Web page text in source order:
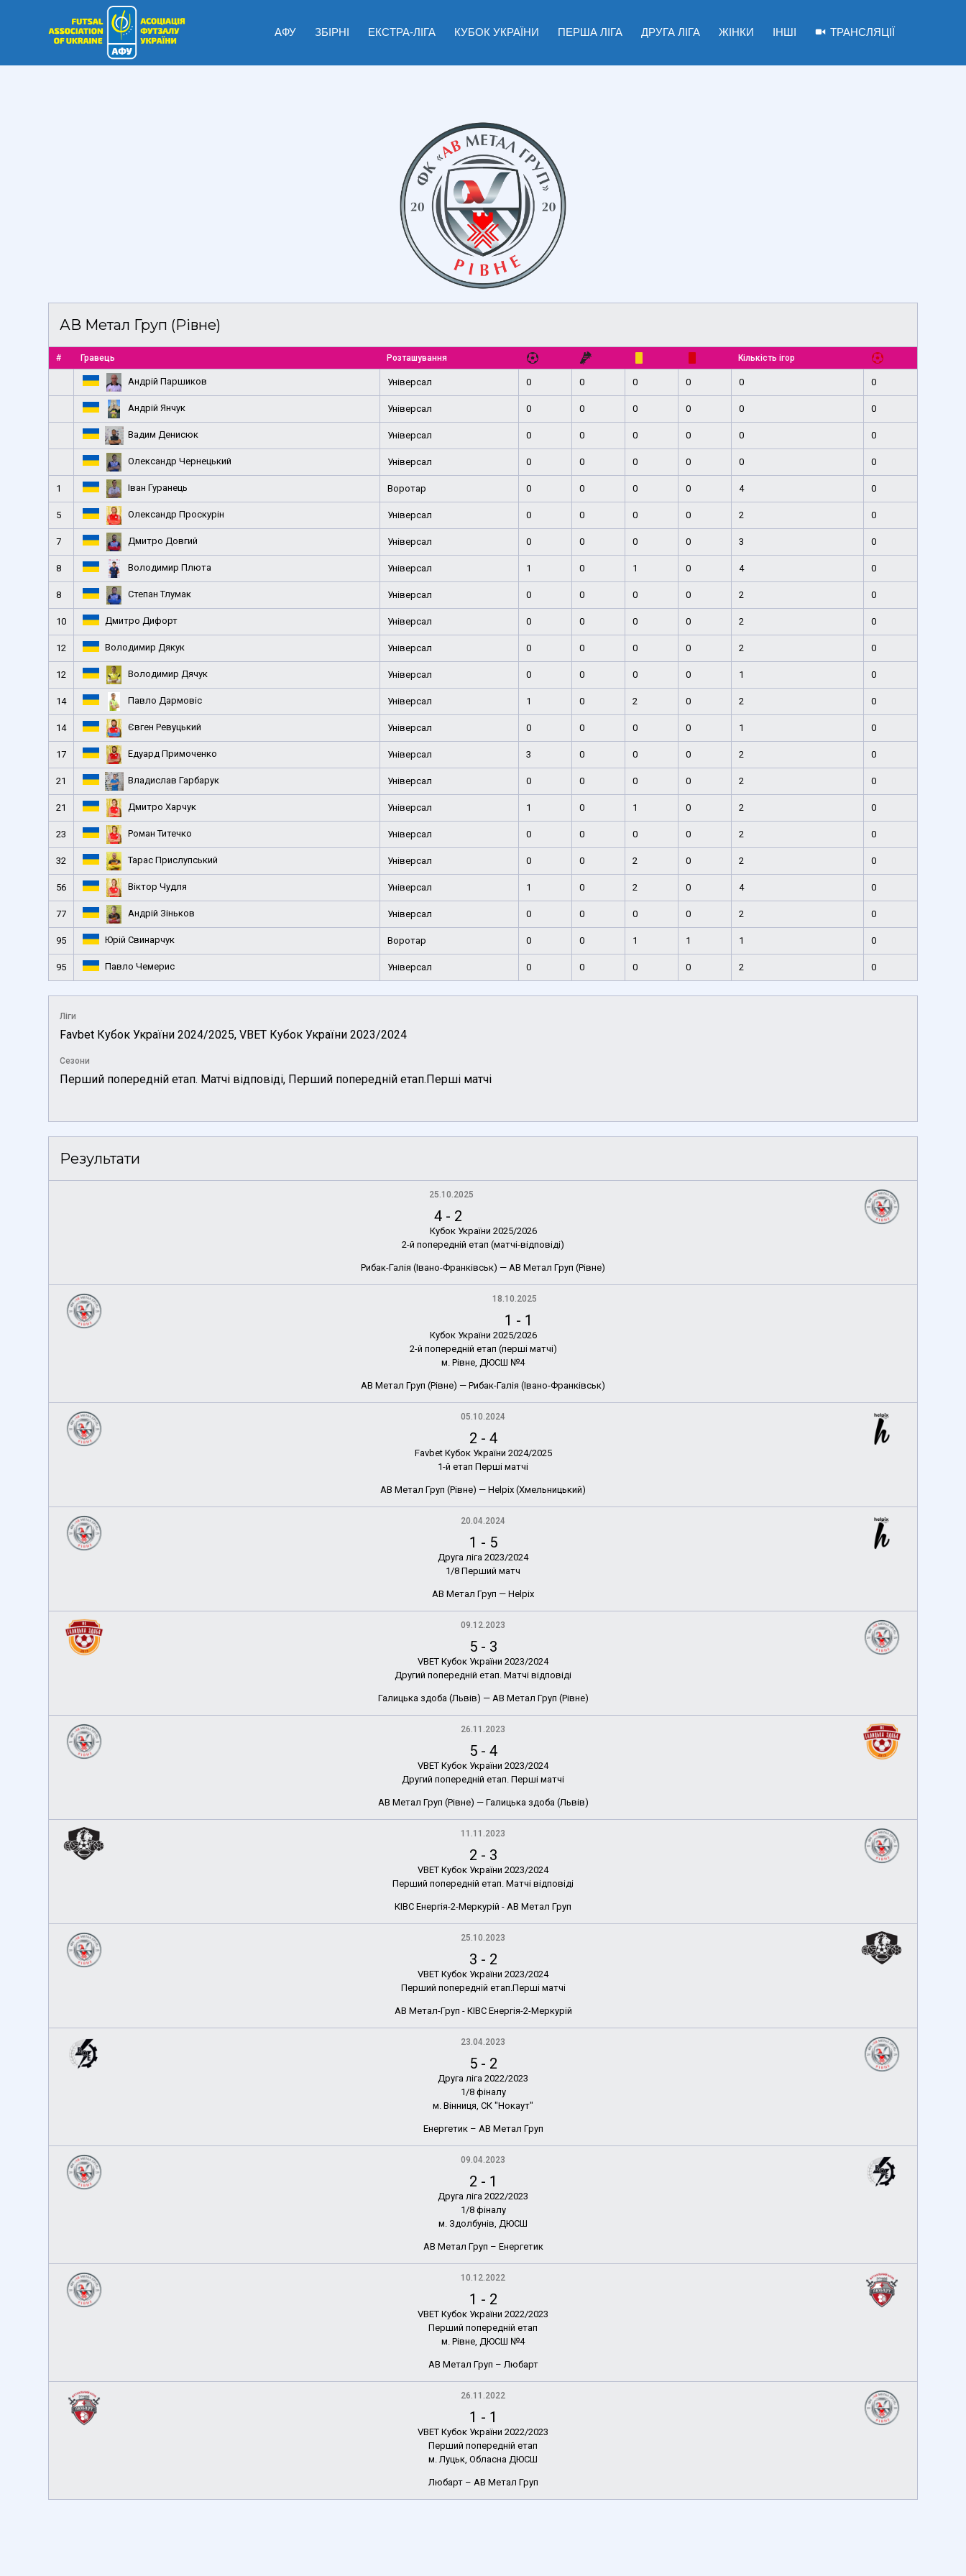
АФУ ЗБІРНІ ЕКСТРА-ЛІГА КУБОК УКРАЇНИ ПЕРША ЛІГА ДРУГА ЛІГА ЖІНКИ ІНШІ ТРАНСЛЯЦІЇ
АВ Метал Груп (Рівне)
# Гравець Розташування Кількість ігор
Андрій Паршиков Універсал 0 0 0 0 0 0
Андрій Янчук Універсал 0 0 0 0 0 0
Вадим Денисюк Універсал 0 0 0 0 0 0
Олександр Чернецький Універсал 0 0 0 0 0 0
1 Іван Гуранець Воротар 0 0 0 0 4 0
5 Олександр Проскурін Універсал 0 0 0 0 2 0
7 Дмитро Довгий Універсал 0 0 0 0 3 0
8 Володимир Плюта Універсал 1 0 1 0 4 0
8 Степан Тлумак Універсал 0 0 0 0 2 0
10 Дмитро Дифорт Універсал 0 0 0 0 2 0
12 Володимир Дякук Універсал 0 0 0 0 2 0
12 Володимир Дячук Універсал 0 0 0 0 1 0
14 Павло Дармовіс Універсал 1 0 2 0 2 0
14 Євген Ревуцький Універсал 0 0 0 0 1 0
17 Едуард Примоченко Універсал 3 0 0 0 2 0
21 Владислав Гарбарук Універсал 0 0 0 0 2 0
21 Дмитро Харчук Універсал 1 0 1 0 2 0
23 Роман Титечко Універсал 0 0 0 0 2 0
32 Тарас Прислупський Універсал 0 0 2 0 2 0
56 Віктор Чудля Універсал 1 0 2 0 4 0
77 Андрій Зіньков Універсал 0 0 0 0 2 0
95 Юрій Свинарчук Воротар 0 0 1 1 1 0
95 Павло Чемерис Універсал 0 0 0 0 2 0
Ліги
Favbet Кубок України 2024/2025, VBET Кубок України 2023/2024
Сезони
Перший попередній етап. Матчі відповіді, Перший попередній етап.Перші матчі
Результати
25.10.2025
4- 2
Кубок України 2025/2026
2-й попередній етап (матчі-відповіді)
Рибак-Галія (Івано-Франківськ) — АВ Метал Груп (Рівне)
18.10.2025
1 - 1
Кубок України 2025/2026
2-й попередній етап (перші матчі)
м. Рівне, ДЮСШ №4
АВ Метал Груп (Рівне) — Рибак-Галія (Івано-Франківськ)
05.10.2024
2 - 4
Favbet Кубок України 2024/2025
1-й етап Перші матчі
АВ Метал Груп (Рівне) — Helpix (Хмельницький)
20.04.2024
1 - 5
Друга ліга 2023/2024
1/8 Перший матч
АВ Метал Груп — Helpix
09.12.2023
5- 3
VBET Кубок України 2023/2024
Другий попередній етап. Матчі відповіді
Галицька здоба (Львів) — АВ Метал Груп (Рівне)
26.11.2023
5- 4
VBET Кубок України 2023/2024
Другий попередній етап. Перші матчі
АВ Метал Груп (Рівне) — Галицька здоба (Львів)
11.11.2023
2 - 3
VBET Кубок України 2023/2024
Перший попередній етап. Матчі відповіді
КІВС Енергія-2-Меркурій - АВ Метал Груп
25.10.2023
3 - 2
VBET Кубок України 2023/2024
Перший попередній етап.Перші матчі
АВ Метал-Груп - КІВС Енергія-2-Меркурій
23.04.2023
5- 2
Друга ліга 2022/2023
1/8 фіналу
м. Вінниця, СК "Нокаут"
Енергетик – АВ Метал Груп
09.04.2023
2 - 1
Друга ліга 2022/2023
1/8 фіналу
м. Здолбунів, ДЮСШ
АВ Метал Груп – Енергетик
10.12.2022
1 - 2
VBET Кубок України 2022/2023
Перший попередній етап
м. Рівне, ДЮСШ №4
АВ Метал Груп – Любарт
26.11.2022
1 - 1
VBET Кубок України 2022/2023
Перший попередній етап
м. Луцьк, Обласна ДЮСШ
Любарт – АВ Метал Груп